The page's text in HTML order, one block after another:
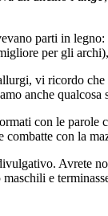
parti in
per gli
vi ricordo
anche
con le parole
combatte con la
Avrete
e